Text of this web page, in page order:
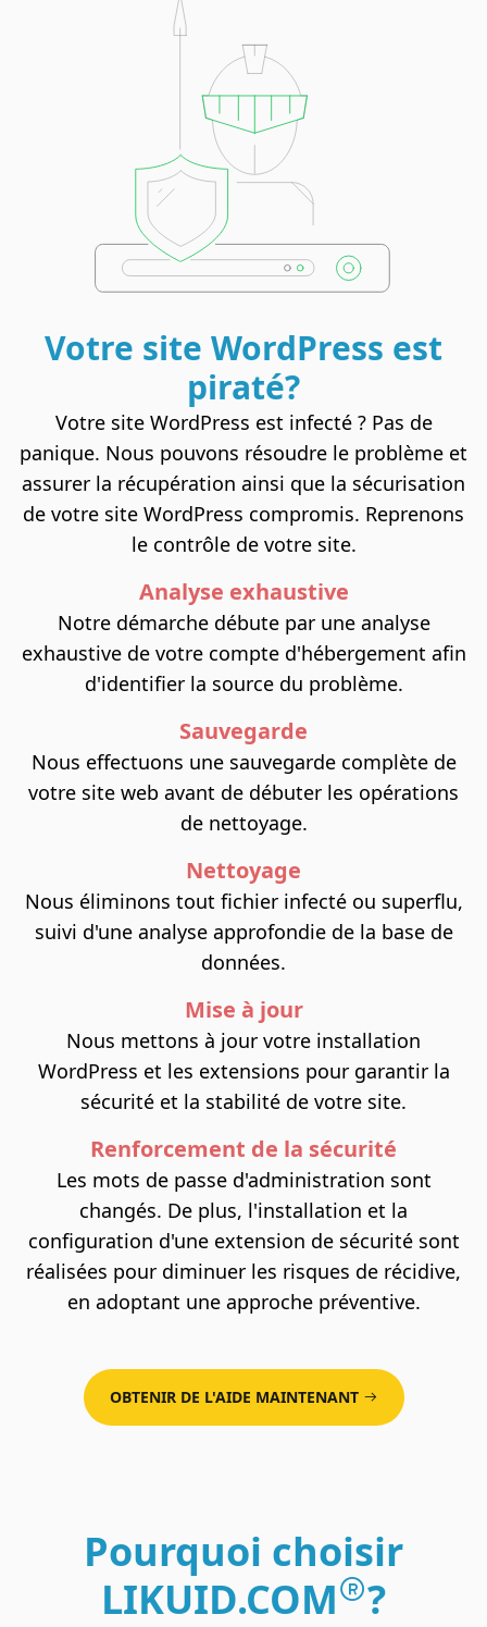
Votre site WordPress est
piraté?
Votre site WordPress est infecté ? Pas de
panique. Nous pouvons résoudre le problème et
assurer la récupération ainsi que la sécurisation
de votre site WordPress compromis. Reprenons
le contrôle de votre site.
Analyse exhaustive
Notre démarche débute par une analyse
exhaustive de votre compte d'hébergement afin
d'identifier la source du problème.
Sauvegarde
Nous effectuons une sauvegarde complète de
votre site web avant de débuter les opérations
de nettoyage.
Nettoyage
Nous éliminons tout fichier infecté ou superflu,
suivi d'une analyse approfondie de la base de
données.
Mise à jour
Nous mettons à jour votre installation
WordPress et les extensions pour garantir la
sécurité et la stabilité de votre site.
Renforcement de la sécurité
Les mots de passe d'administration sont
changés. De plus, l'installation et la
configuration d'une extension de sécurité sont
réalisées pour diminuer les risques de récidive,
en adoptant une approche préventive.
OBTENIR DE L'AIDE MAINTENANT
Pourquoi choisir
LIKUID.COM
?